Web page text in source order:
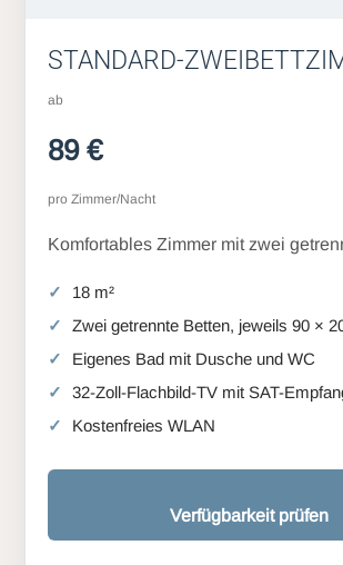
STANDARD-
ab
89 €
pro Zimmer/Nacht
Komfortables Zimmer mit zwei
18 m²
Zwei getrennte Betten, jeweils 90 ×
Eigenes Bad mit Dusche und WC
32-Zoll-Flachbild-TV mit SAT-
Kostenfreies WLAN
Verfügbarkeit prüfen